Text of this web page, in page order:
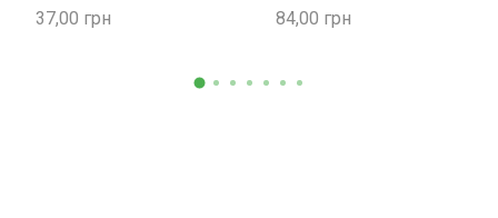
37,00 84,00